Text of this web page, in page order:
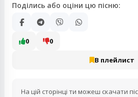
Поділись або оціни цю пісню:
0 0
В плейлист
На цій сторінці ти можеш скачати